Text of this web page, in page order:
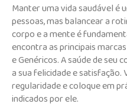
Manter uma vida saudável é
pessoas, mas balancear a
corpo e a mente é
encontra as principais
e Genéricos. A saúde de
a sua felicidade e satisfação.
regularidade e coloque em
indicados por ele.